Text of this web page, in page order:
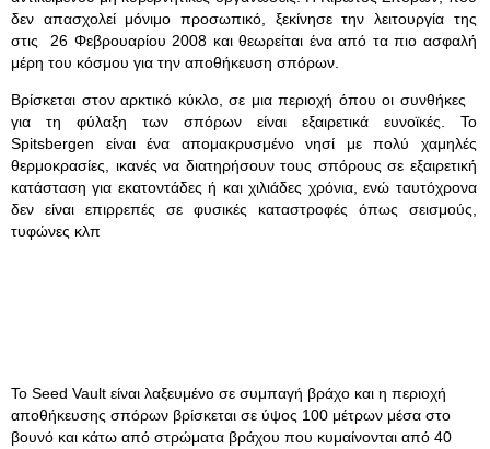
δεν απασχολεί μόνιμο προσωπικό, ξεκίνησε την λειτουργία της
στις 26 Φεβρουαρίου 2008 και θεωρείται ένα από τα πιο ασφαλή
μέρη του κόσμου για την αποθήκευση σπόρων.
Bρίσκεται στον αρκτικό κύκλο, σε μια περιοχή όπου οι συνθήκες
για τη φύλαξη των σπόρων είναι εξαιρετικά ευνοϊκές. Το
Spitsbergen είναι ένα απομακρυσμένο νησί με πολύ χαμηλές
θερμοκρασίες, ικανές να διατηρήσουν τους σπόρους σε εξαιρετική
κατάσταση για εκατοντάδες ή και χιλιάδες χρόνια, ενώ ταυτόχρονα
δεν είναι επιρρεπές σε φυσικές καταστροφές όπως σεισμούς,
τυφώνες κλπ
Το Seed Vault είναι λαξευμένο σε συμπαγή βράχο και η περιοχή
αποθήκευσης σπόρων βρίσκεται σε ύψος 100 μέτρων μέσα στο
βουνό και κάτω από στρώματα βράχου που κυμαίνονται από 40